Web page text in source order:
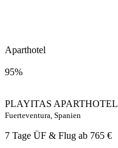
Aparthotel
95%
PLAYITAS APARTHOTEL
Fuerteventura, Spanien
7 Tage ÜF & Flug ab 765 €